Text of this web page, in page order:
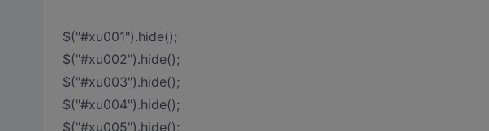
$("#xu001").hide();
$("#xu002").hide();
$("#xu003").hide();
$("#xu004").hide();
$("#xu005").hide();